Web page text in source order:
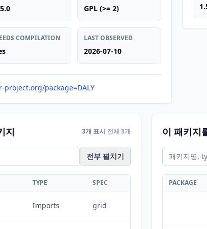
GPL (>= 2)
COMPILATION LAST OBSERVED
2026-07-10
project.org/package=DALY
지 3개 표시 전체 3개
전부 펼치기
TYPE SPEC
Imports grid
이 패키지
PACKAGE